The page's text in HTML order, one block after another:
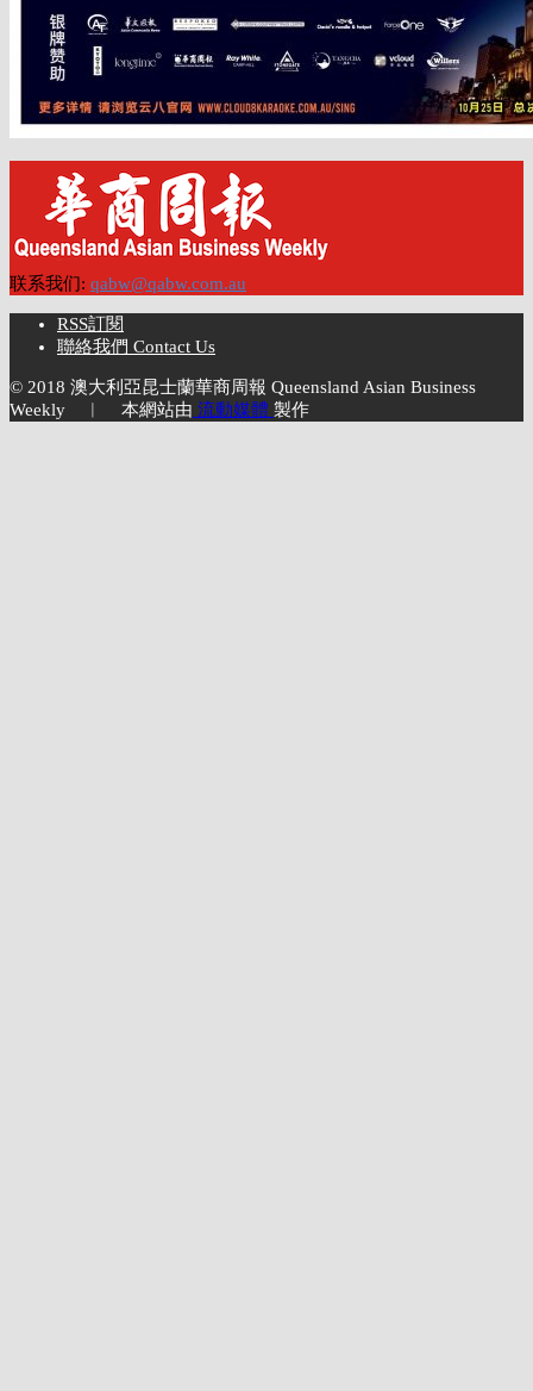
联系我们: qabw@qabw.com.au
RSS訂閱
聯絡我們 Contact Us
© 2018 澳大利亞昆士蘭華商周報 Queensland Asian Business
Weekly ︱ 本網站由 流動媒體 製作